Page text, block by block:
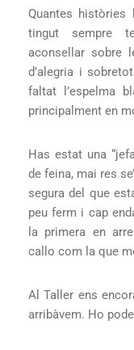
Quantes històries
tingut sempre
aconsellar sobre
d’alegria i
faltat l’espelma
principalment en
Has estat una
de feina, mai res
segura del que
peu ferm i cap
la primera en
callo com la que
Al Taller ens
arribàvem. Ho